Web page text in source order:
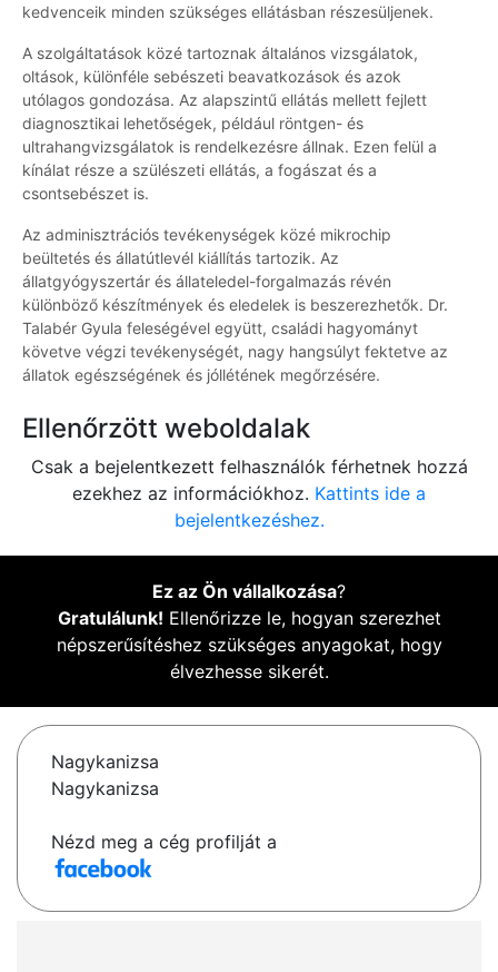
kedvenceik minden szükséges ellátásban részesüljenek.
A szolgáltatások közé tartoznak általános vizsgálatok,
oltások, különféle sebészeti beavatkozások és azok
utólagos gondozása. Az alapszintű ellátás mellett fejlett
diagnosztikai lehetőségek, például röntgen- és
ultrahangvizsgálatok is rendelkezésre állnak. Ezen felül a
kínálat része a szülészeti ellátás, a fogászat és a
csontsebészet is.
Az adminisztrációs tevékenységek közé mikrochip
beültetés és állatútlevél kiállítás tartozik. Az
állatgyógyszertár és állateledel-forgalmazás révén
különböző készítmények és eledelek is beszerezhetők. Dr.
Talabér Gyula feleségével együtt, családi hagyományt
követve végzi tevékenységét, nagy hangsúlyt fektetve az
állatok egészségének és jóllétének megőrzésére.
Ellenőrzött weboldalak
Csak a bejelentkezett felhasználók férhetnek hozzá
ezekhez az információkhoz. Kattints ide a
bejelentkezéshez.
Ez az Ön vállalkozása?
Gratulálunk! Ellenőrizze le, hogyan szerezhet
népszerűsítéshez szükséges anyagokat, hogy
élvezhesse sikerét.
Nagykanizsa
Nagykanizsa
Nézd meg a cég profilját a